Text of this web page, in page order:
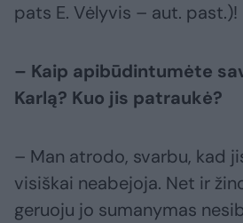
pats E. Vėlyvis – aut. past.)!
– Kaip apibūdintumėte
Karlą? Kuo jis patraukė?
– Man atrodo, svarbu, kad
visiškai neabejoja. Net ir
geruoju jo sumanymas